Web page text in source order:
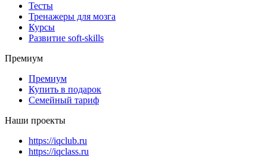
Тесты
Тренажеры для мозга
Курсы
Развитие soft-skills
Премиум
Премиум
Купить в подарок
Семейный тариф
Наши проекты
https://iqclub.ru
https://iqclass.ru